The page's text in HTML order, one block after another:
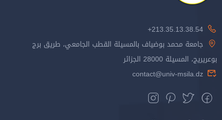
213.35.13.38.54+
جامعة محمد بوضياف بالمسيلة القطب الجامعي، طريق برج
بوعريريج، المسيلة 28000 الجزائر
contact@univ-msila.dz